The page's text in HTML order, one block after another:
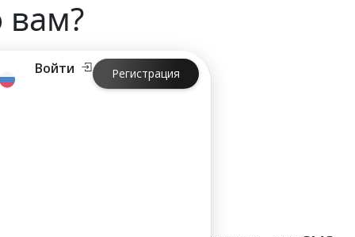
Войти Регистрация
вам?